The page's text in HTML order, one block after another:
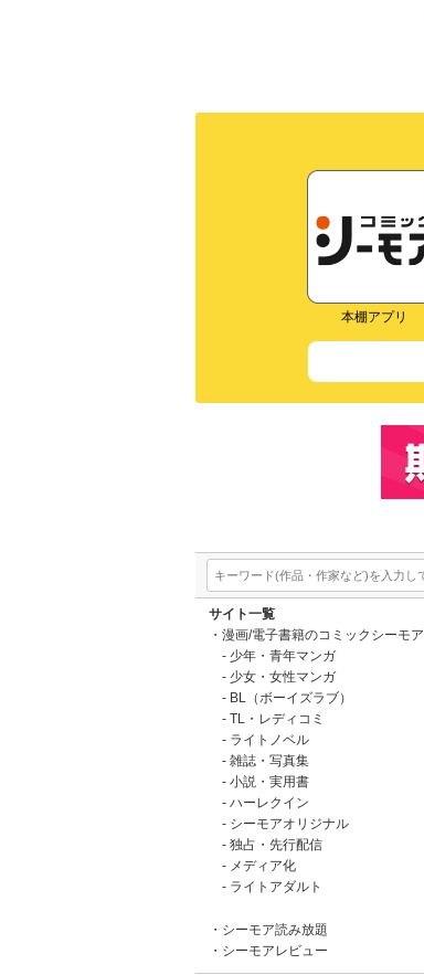
本棚アプリ
サイト一覧
漫画/電子書籍のコミックシーモア
少年・青年マンガ
少女・女性マンガ
BL（ボーイズラブ）
TL・レディコミ
ライトノベル
雑誌・写真集
小説・実用書
ハーレクイン
シーモアオリジナル
独占・先行配信
メディア化
ライトアダルト
シーモア読み放題
シーモアレビュー